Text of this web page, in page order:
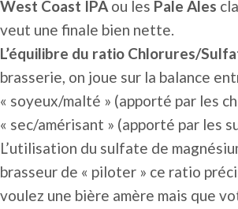
West Coast IPA ou les Pale Ales
veut une finale bien nette.
L’équilibre du ratio Chlorures/
brasserie, on joue sur la balance
« soyeux/malté » (apporté par les
« sec/amérisant » (apporté par les
L’utilisation du sulfate de
brasseur de « piloter » ce ratio
voulez une bière amère mais que